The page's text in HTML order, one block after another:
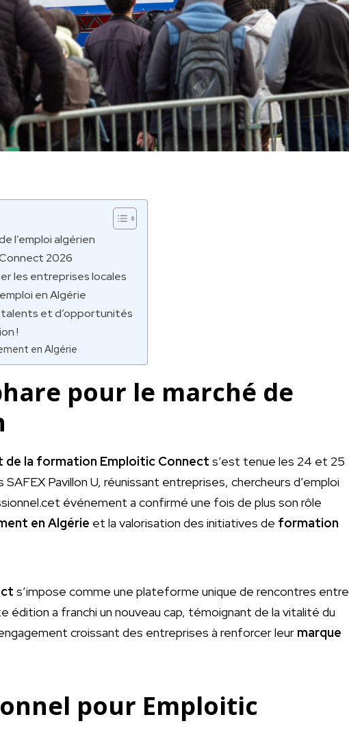
l’emploi algérien
2026
les entreprises locales
en Algérie
et d’opportunités
!
en Algérie
pour le marché de
de la formation Emploitic Connect s’est tenue les 24 et 25
Pavillon U, réunissant entreprises, chercheurs d’emploi
événement a confirmé une fois de plus son rôle
en Algérie et la valorisation des initiatives de formation
s’impose comme une plateforme unique de rencontres entre
a franchi un nouveau cap, témoignant de la vitalité du
croissant des entreprises à renforcer leur marque
pour Emploitic